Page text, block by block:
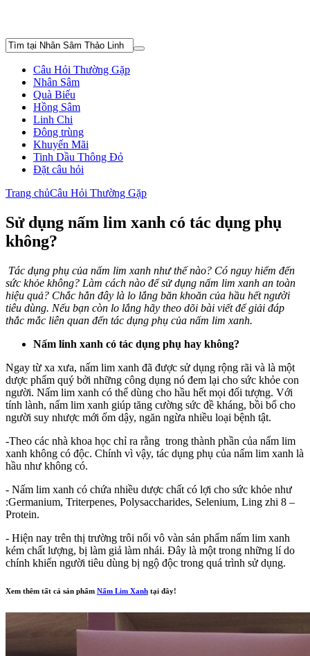
Câu Hỏi Thường Gặp
Nhân Sâm
Quà Biếu
Hồng Sâm
Linh Chi
Đông trùng
Khuyến Mãi
Tinh Dầu Thông Đỏ
Đặt câu hỏi
Trang chủCâu Hỏi Thường Gặp
Sử dụng nấm lim xanh có tác dụng phụ
không?
Tác dụng phụ của nấm lim xanh như thế nào? Có nguy hiểm đến
sức khỏe không? Làm cách nào để sử dụng nấm lim xanh an toàn
hiệu quả? Chắc hẳn đây là lo lắng băn khoăn của hầu hết người
tiêu dùng. Nếu bạn còn lo lắng hãy theo dõi bài viết để giải đáp
thắc mắc liên quan đến tác dụng phụ của nấm lim xanh.
Nấm linh xanh có tác dụng phụ hay không?
Ngay từ xa xưa, nấm lim xanh đã được sử dụng rộng rãi và là một
dược phẩm quý bởi những công dụng nó đem lại cho sức khỏe con
người. Nấm lim xanh có thể dùng cho hầu hết mọi đối tượng. Với
tính lành, nấm lim xanh giúp tăng cường sức đề kháng, bồi bổ cho
người suy nhược mới ốm dậy, ngăn ngừa nhiều loại bệnh tật.
-Theo các nhà khoa học chỉ ra rằng trong thành phần của nấm lim
xanh không có độc. Chính vì vậy, tác dụng phụ của nấm lim xanh là
hầu như không có.
- Nấm lim xanh có chứa nhiều dược chất có lợi cho sức khỏe như
:Germanium, Triterpenes, Polysaccharides, Selenium, Ling zhi 8 –
Protein.
- Hiện nay trên thị trường trôi nổi vô vàn sản phẩm nấm lim xanh
kém chất lượng, bị làm giả làm nhái. Đây là một trong những lí do
chính khiến người tiêu dùng bị ngộ độc trong quá trình sử dụng.
Xem thêm tất cả sản phẩm Nấm Lim Xanh tại đây!